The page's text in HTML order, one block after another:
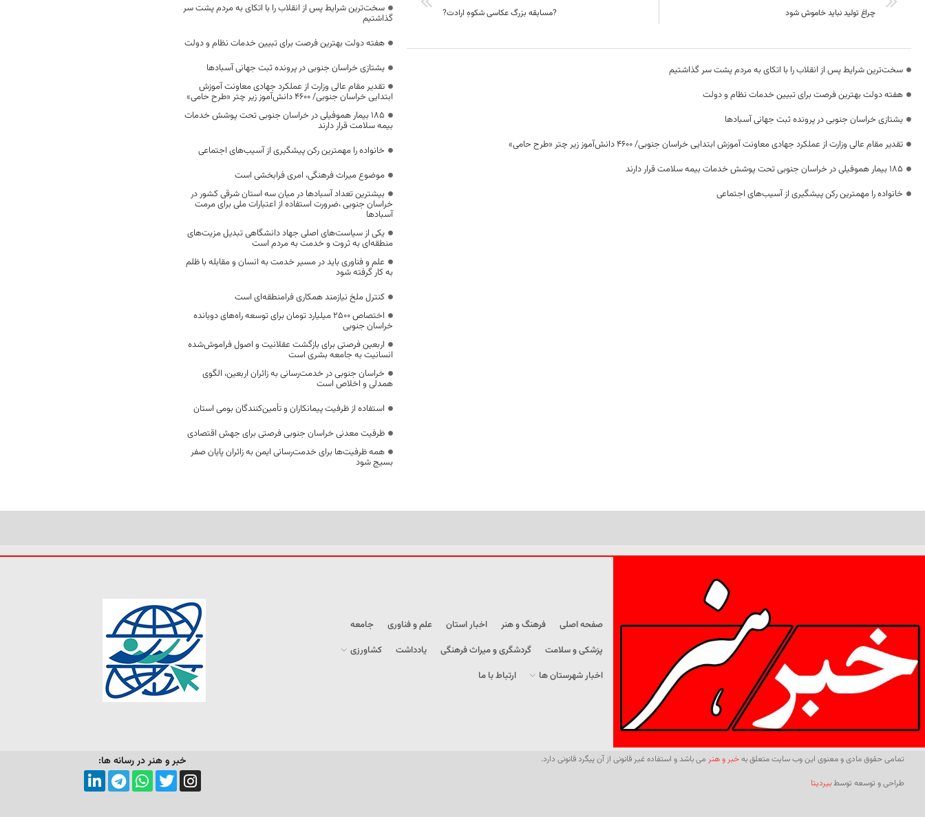
چراغ تولید نباید خاموش شود ?مسابقه بزرگ عکاسی شکوهِ ارادت?
سخت‌ترین شرایط پس از انقلاب را با اتکای به مردم پشت سر گذاشتیم
هفته دولت بهترین فرصت برای تبیین خدمات نظام و دولت
یشتازی خراسان جنوبی در پرونده ثبت جهانی آسبادها
تقدیر مقام عالی وزارت از عملکرد جهادی معاونت آموزش ابتدایی خراسان جنوبی/ ۴۶۰۰ دانش‌آموز زیر چتر «طرح حامی»
۱۸۵ بیمار هموفیلی در خراسان جنوبی تحت پوشش خدمات بیمه سلامت قرار دارند
خانواده را مهمترین رکن پیشگیری از آسیب‌های اجتماعی
سخت‌ترین شرایط پس از انقلاب را با اتکای به مردم پشت سر
گذاشتیم
هفته دولت بهترین فرصت برای تبیین خدمات نظام و دولت
یشتازی خراسان جنوبی در پرونده ثبت جهانی آسبادها
تقدیر مقام عالی وزارت از عملکرد جهادی معاونت آموزش
ابتدایی خراسان جنوبی/ ۴۶۰۰ دانش‌آموز زیر چتر «طرح حامی»
۱۸۵ بیمار هموفیلی در خراسان جنوبی تحت پوشش خدمات
بیمه سلامت قرار دارند
خانواده را مهمترین رکن پیشگیری از آسیب‌های اجتماعی
موضوع میراث فرهنگی، امری فرابخشی است
بیشترین تعداد آسبادها در میان سه استان شرقی کشور در
خراسان جنوبی ،ضرورت استفاده از اعتبارات ملی برای مرمت
آسبادها
یکی از سیاست‌های اصلی جهاد دانشگاهی تبدیل مزیت‌های
منطقه‌ای به ثروت و خدمت به مردم است
علم و فناوری باید در مسیر خدمت به انسان و مقابله با ظلم
به کار گرفته شود
کنترل ملخ نیازمند همکاری فرامنطقه‌ای است
اختصاص 2500 میلیارد تومان برای توسعه راه‌های دوبانده
خراسان جنوبی
اربعین فرصتی برای بازگشت عقلانیت و اصول فراموش‌شده
انسانیت به جامعه بشری است
خراسان جنوبی در خدمت‌رسانی به زائران اربعین، الگوی
همدلی و اخلاص است
استفاده از ظرفیت پیمانکاران و تأمین‌کنندگان بومی استان
ظرفیت معدنی خراسان جنوبی فرصتی برای جهش اقتصادی
همه ظرفیت‌ها برای خدمت‌رسانی ایمن به زائران پایان صفر
بسیج شود
صفحه اصلی فرهنگ و هنر اخبار استان علم و فناوری
جامعه
پزشکی و سلامت
گردشگری و میراث فرهنگی یادداشت
کشاورزی
اخبار شهرستان ها
ارتباط با ما
تمامی حقوق مادی و معنوی این وب سایت متعلق بهخبر و هنر می باشد و استفاده غیر قانونی از آن پیگرد قانونی دارد.
طراحی و توسعه توسطبیردیتا
خبر و هنر در رسانه ها: